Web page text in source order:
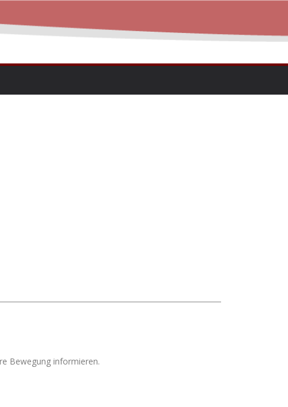
Bewegung informieren.